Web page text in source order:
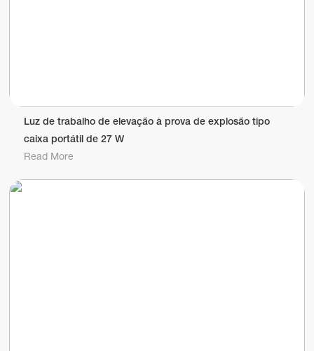
Luz de trabalho de elevação à prova de explosão tipo
caixa portátil de 27 W
Read More